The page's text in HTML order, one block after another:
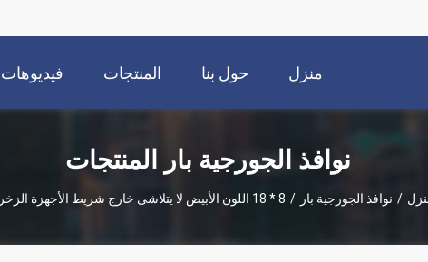
منزل حول بنا المنتجات فيديوهات
نوافذ الجورجية بار المنتجات
/ نوافذ الجورجية بار / 8 * 18 اللون الأبيض لا يتلاشى خارج شريط الأجهزة الزخرفية